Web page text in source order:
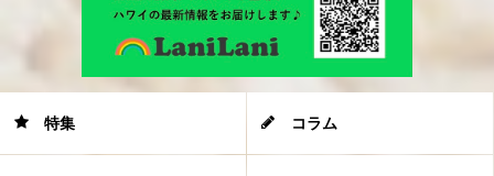
特集 コラム